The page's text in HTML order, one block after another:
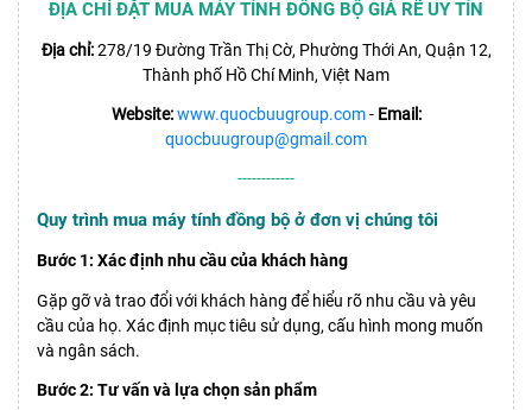
ĐỊA CHỈ ĐẶT MUA MÁY TÍNH ĐỒNG BỘ GIÁ RẼ UY TÍN
Địa chỉ:278/19 Đường Trần Thị Cờ, Phường Thới An, Quận 12,
Thành phố Hồ Chí Minh, Việt Nam
Website: www.quocbuugroup.com- Email:
quocbuugroup@gmail.com
------------
Quy trình mua máy tính đồng bộ ở đơn vị chúng tôi
Bước 1: Xác định nhu cầu của khách hàng
Gặp gỡ và trao đổi với khách hàng để hiểu rõ nhu cầu và yêu
cầu của họ. Xác định mục tiêu sử dụng, cấu hình mong muốn
và ngân sách.
Bước 2: Tư vấn và lựa chọn sản phẩm